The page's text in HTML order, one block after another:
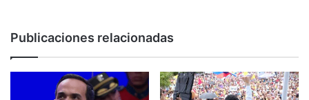
Publicaciones relacionadas